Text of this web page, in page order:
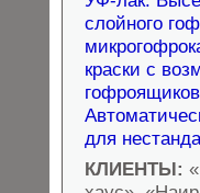
слойного
краски с
для
КЛИЕНТЫ: